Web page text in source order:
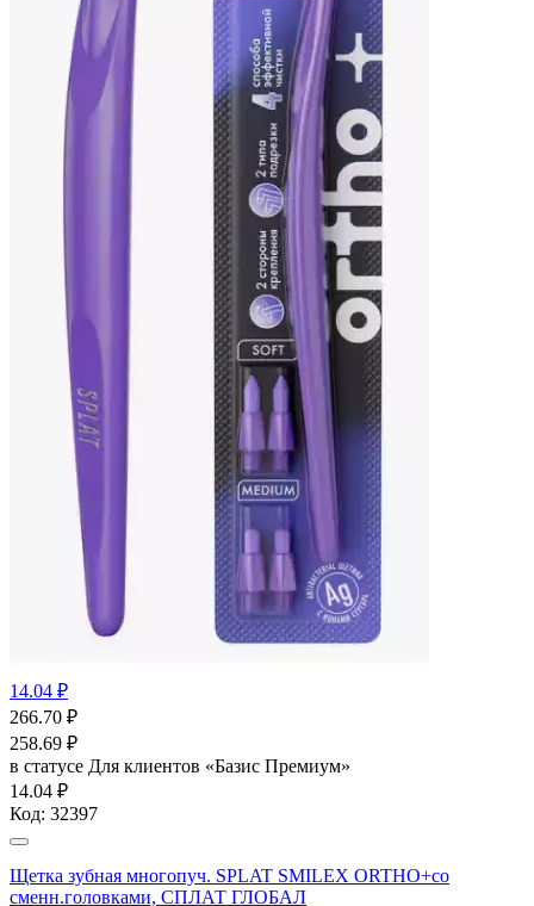
14.04 ₽
266.70 ₽
258.69 ₽
в статусе Для клиентов «Базис Премиум»
14.04 ₽
Код: 32397
Щетка зубная многопуч. SPLAT SMILEX ORTHO+со
сменн.головками, СПЛАТ ГЛОБАЛ